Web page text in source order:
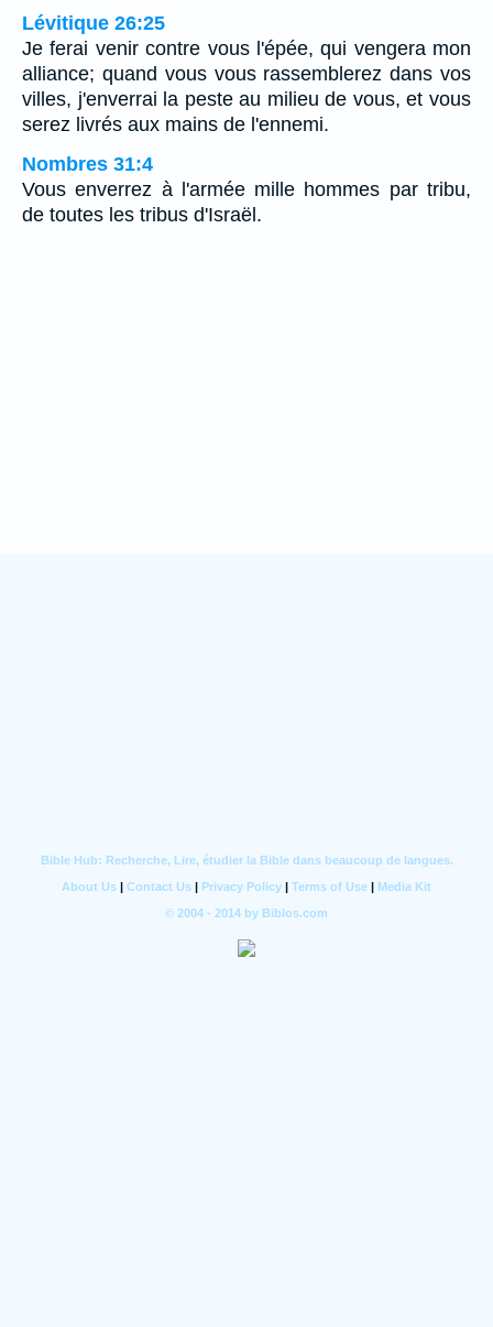
Lévitique 26:25
Je ferai venir contre vous l'épée, qui vengera mon
alliance; quand vous vous rassemblerez dans vos
villes, j'enverrai la peste au milieu de vous, et vous
serez livrés aux mains de l'ennemi.
Nombres 31:4
Vous enverrez à l'armée mille hommes par tribu,
de toutes les tribus d'Israël.